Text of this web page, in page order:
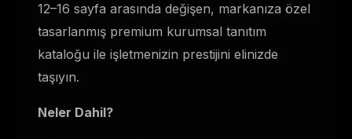
12–16 sayfa arasında değişen, markanıza özel
tasarlanmış premium kurumsal tanıtım
kataloğu ile işletmenizin prestijini elinizde
taşıyın.
Neler Dahil?